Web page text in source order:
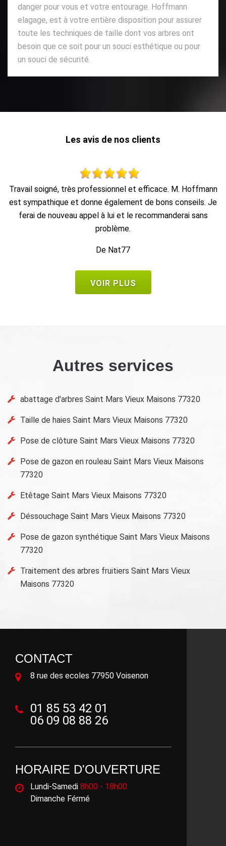
danger pour vous et votre entourage. Hoffmann
elagage, est à votre entière disposition pour assurer
toute les techniques de taille dont vos arbres ont
besoin que ce soit pour un souci esthétique ou pour
un souci de sécurité.
Les avis de nos clients
travail impeccable, retrait de tout le bois dans la foulée, en
1 heure c'était fini.
De Bruno
VOIR PLUS
Autres services
abattage d'arbres Saint Mars Vieux Maisons 77320
Taille de haies Saint Mars Vieux Maisons 77320
Pose de clôture Saint Mars Vieux Maisons 77320
Pose de gazon en rouleau Saint Mars Vieux Maisons
77320
Etêtage Saint Mars Vieux Maisons 77320
Déssouchage Saint Mars Vieux Maisons 77320
Pose de gazon synthétique Saint Mars Vieux Maisons
77320
Traitement des arbres fruitiers Saint Mars Vieux
Maisons 77320
CONTACT
8 rue des ecoles 77950 Voisenon
01 85 53 42 01
06 09 08 88 26
HORAIRE D'OUVERTURE
Lundi-Samedi 8h00 - 18h00
Dimanche Férmé